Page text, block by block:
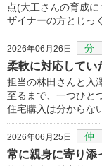
点(大工さんの育成
ザイナーの方とじっ
2026年06月26日 分
柔軟に対応してい
担当の林田さんと入
至るまで、一つひと
住宅購入は分からな
2026年06月25日 仲
常に親身に寄り添